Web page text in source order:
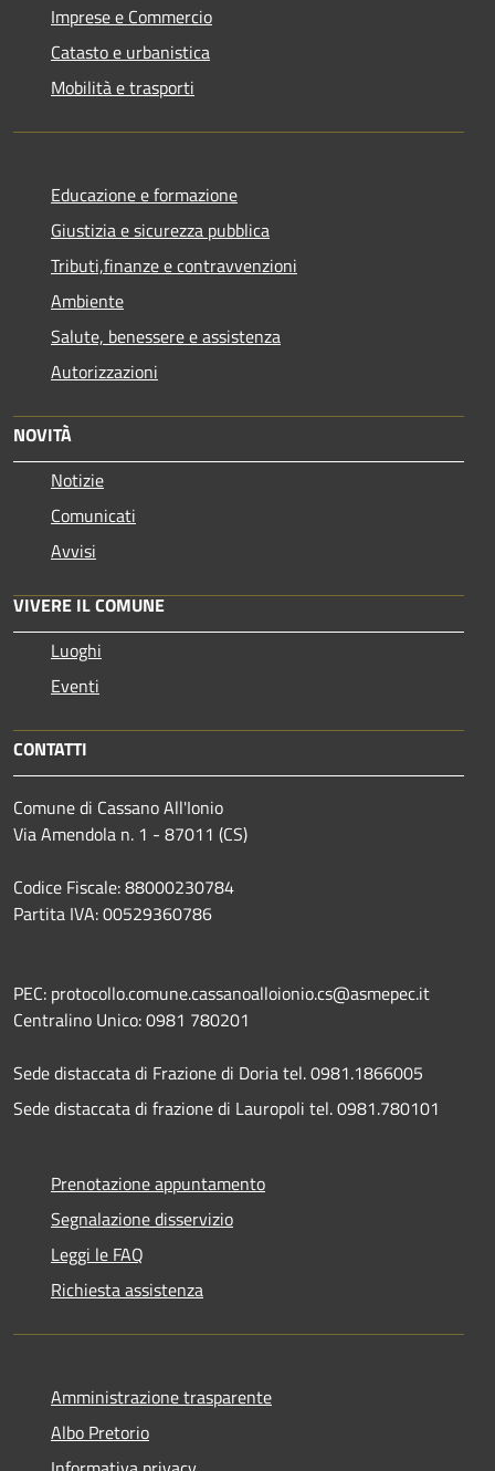
Imprese e Commercio
Catasto e urbanistica
Mobilità e trasporti
Educazione e formazione
Giustizia e sicurezza pubblica
Tributi,finanze e contravvenzioni
Ambiente
Salute, benessere e assistenza
Autorizzazioni
NOVITÀ
Notizie
Comunicati
Avvisi
VIVERE IL COMUNE
Luoghi
Eventi
CONTATTI
Comune di Cassano All'Ionio
Via Amendola n. 1 - 87011 (CS)
Codice Fiscale: 88000230784
Partita IVA: 00529360786
PEC: protocollo.comune.cassanoalloionio.cs@asmepec.it
Centralino Unico: 0981 780201
Sede distaccata di Frazione di Doria tel. 0981.1866005
Sede distaccata di frazione di Lauropoli tel. 0981.780101
Prenotazione appuntamento
Segnalazione disservizio
Leggi le FAQ
Richiesta assistenza
Amministrazione trasparente
Albo Pretorio